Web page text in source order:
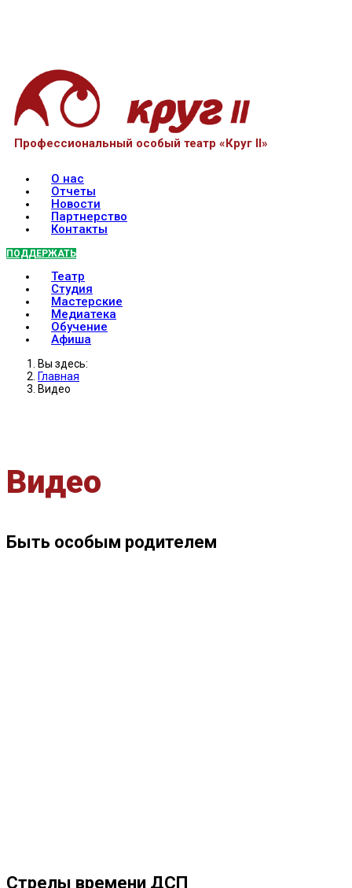
Профессиональный особый театр «Круг II»
О нас
Отчеты
Новости
Партнерство
Контакты
ПОДДЕРЖАТЬ
Театр
Студия
Мастерские
Медиатека
Обучение
Афиша
Вы здесь:
Главная
Видео
Видео
Быть особым родителем
Стрелы времени ДСП